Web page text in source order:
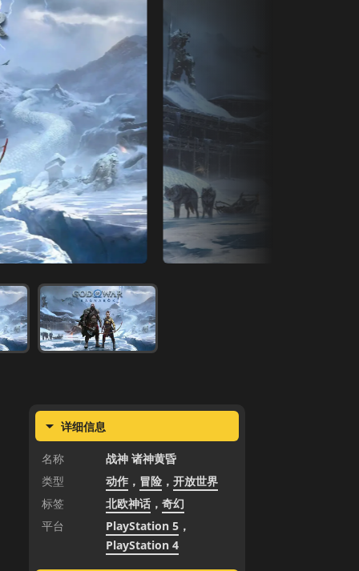
详细信息
名称
战神 诸神黄昏
类型
动作 ， 冒险 ，开放世界
标签
北欧神话 ，奇幻
平台
PlayStation 5 ，
PlayStation 4